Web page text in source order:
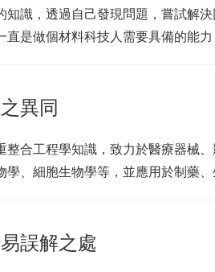
知識，透過自己發現問題，嘗試解
直是做個材料科技人需要具備的能
異同
整合工程學知識，致力於醫療器械
學、細胞生物學等，並應用於制藥
誤解之處